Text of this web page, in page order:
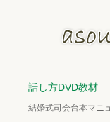
話し方DVD教材
結婚式司会台本マニ